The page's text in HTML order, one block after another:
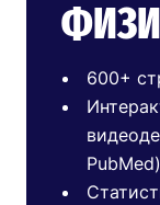
600+
PubMed)